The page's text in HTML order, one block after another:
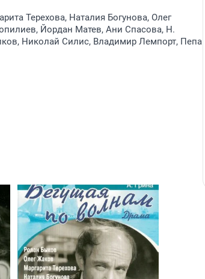
Терехова, Наталия Богунова, Олег
Йордан Матев, Ани Спасова, Н.
Николай Силис, Владимир Лемпорт, Пепа